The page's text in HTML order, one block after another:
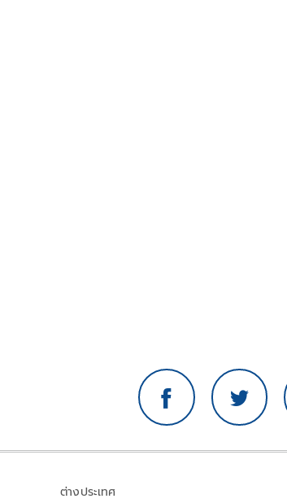
ต่างประเทศ